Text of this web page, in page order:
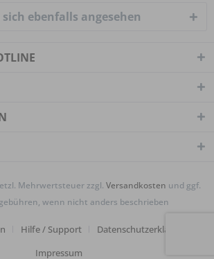
ebenfalls angesehen
Mehrwertsteuer zzgl. Versandkosten und ggf.
wenn nicht anders beschrieben
Hilfe / Support
Datenschutzerklärung
Impressum